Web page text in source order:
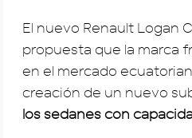
El nuevo Renault Logan
propuesta que la marca
en el mercado
creación de un nuevo
los sedanes con